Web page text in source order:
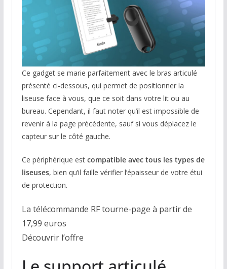
Ce gadget se marie parfaitement avec le bras articulé
présenté ci-dessous, qui permet de positionner la
liseuse face à vous, que ce soit dans votre lit ou au
bureau. Cependant, il faut noter qu’il est impossible de
revenir à la page précédente, sauf si vous déplacez le
capteur sur le côté gauche.
Ce périphérique est compatible avec tous les types de
liseuses, bien qu’il faille vérifier l’épaisseur de votre étui
de protection.
La télécommande RF tourne-page à partir de
17,99 euros
Découvrir l’offre